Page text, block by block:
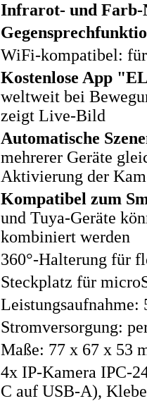
Infrarot- und Farb-
WiFi-kompatibel:
Kostenlose App
weltweit bei
zeigt Live-Bild
Automatische
mehrerer Geräte
Aktivierung der
Kompatibel zum
und Tuya-Geräte
kombiniert werden
360°-Halterung für
Steckplatz für
Leistungsaufnahme:
Stromversorgung:
Maße: 77 x 67 x 53
4x IP-Kamera IPC-
C auf USB-A),